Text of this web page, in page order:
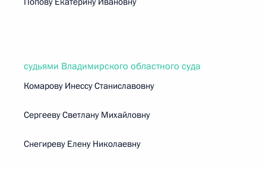
судьями Владимирского областного суда
Комарову Инессу Станиславовну
Сергееву Светлану Михайловну
Снегиреву Елену Николаевну